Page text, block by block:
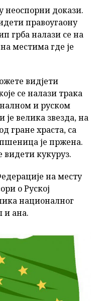
неоспорни докази.
правоугаону
грба налази се на
местима где је
видјети
се налази трака
и руском
је велика звезда, на
гране храста, са
пшеница је пржена.
видети кукуруз.
на месту
о Руској
националног
и ана.